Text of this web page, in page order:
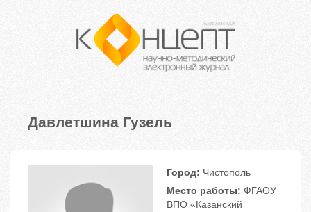
Давлетшина Гузель
Город: Чистополь
Место работы: ФГАОУ
ВПО «Казанский